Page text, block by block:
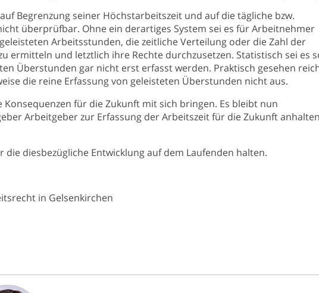
Begrenzung seiner Höchstarbeitszeit und auf die tägliche bzw.
überprüfbar. Ohne ein derartiges System sei es für Arbeitnehmer
Arbeitsstunden, die zeitliche Verteilung oder die Zahl der
ermitteln und letztlich ihre Rechte durchzusetzen. Statistisch sei es
Überstunden gar nicht erst erfasst werden. Praktisch gesehen
die reine Erfassung von geleisteten Überstunden nicht aus.
für die Zukunft mit sich bringen. Es bleibt nun
Arbeitgeber zur Erfassung der Arbeitszeit für die Zukunft
diesbezügliche Entwicklung auf dem Laufenden halten.
in Gelsenkirchen